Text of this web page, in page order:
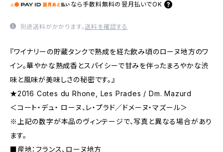
なら 手数料無料の 翌月払いでOK
別途送料がかかります。送料を確認する
『ワイナリーの貯蔵タンクで熟成を経た飲み頃のローヌ地方のワ
イン。華やかな熟成香とスパイシーで甘みを伴ったまろやかな渋
味と風味が美味しさの秘密です。』
★2016 Cotes du Rhone, Les Prades / Dm. Mazurd
＜コート・デュ・ ローヌ、レ・プラド／ドメーヌ・マズール＞
※上記の数字が本品のヴィンテージで、写真と異なる場合があり
ます。
■産地：フランス、ローヌ地方